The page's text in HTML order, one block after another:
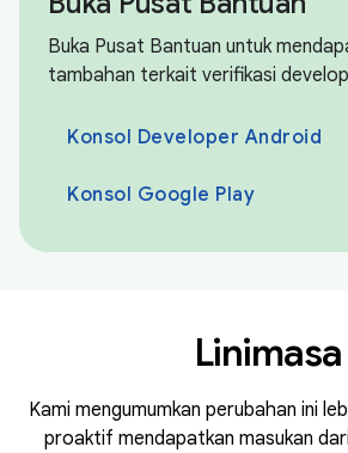
Buka Pusat Bantuan untuk
tambahan terkait verifikasi
Konsol Developer Android
Konsol Google Play
Linimasa
Kami mengumumkan perubahan ini
proaktif mendapatkan masukan